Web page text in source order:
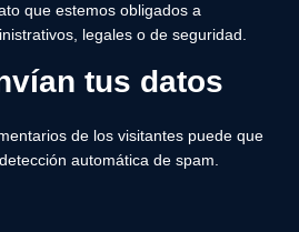
que estemos obligados a
legales o de seguridad.
tus datos
de los visitantes puede que
automática de spam.